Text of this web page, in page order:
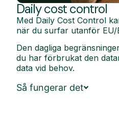
Daily cost control
Med Daily Cost Control
när du surfar utanför EU/
Den dagliga
du har förbrukat den
data vid behov.
Så fungerar det